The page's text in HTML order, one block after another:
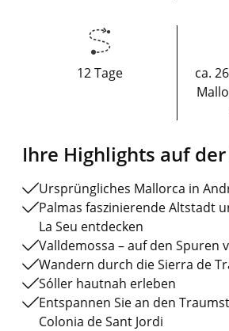
12 Tage
ca.
Ihre Highlights auf der
Ursprüngliches Mallorca in
Palmas faszinierende Altstadt
La Seu entdecken
Valldemossa – auf den Spuren
Wandern durch die Sierra de
Sóller hautnah erleben
Entspannen Sie an den
Colonia de Sant Jordi